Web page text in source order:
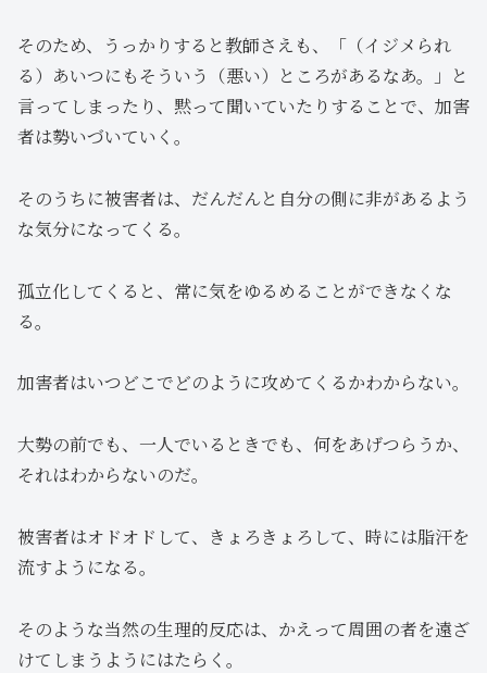
そのため、うっかりすると教師さえも、「（イジメられ
る）あいつにもそういう（悪い）ところがあるなあ。」と
言ってしまったり、黙って聞いていたりすることで、加害
者は勢いづいていく。
そのうちに被害者は、だんだんと自分の側に非があるよう
な気分になってくる。
孤立化してくると、常に気をゆるめることができなくな
る。
加害者はいつどこでどのように攻めてくるかわからない。
大勢の前でも、一人でいるときでも、何をあげつらうか、
それはわからないのだ。
被害者はオドオドして、きょろきょろして、時には脂汗を
流すようになる。
そのような当然の生理的反応は、かえって周囲の者を遠ざ
けてしまうようにはたらく。